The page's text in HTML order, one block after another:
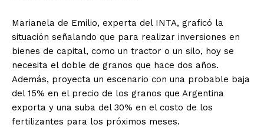
Marianela de Emilio, experta del INTA, graficó la
situación señalando que para realizar inversiones en
bienes de capital, como un tractor o un silo, hoy se
necesita el doble de granos que hace dos años.
Además, proyecta un escenario con una probable baja
del 15% en el precio de los granos que Argentina
exporta y una suba del 30% en el costo de los
fertilizantes para los próximos meses.